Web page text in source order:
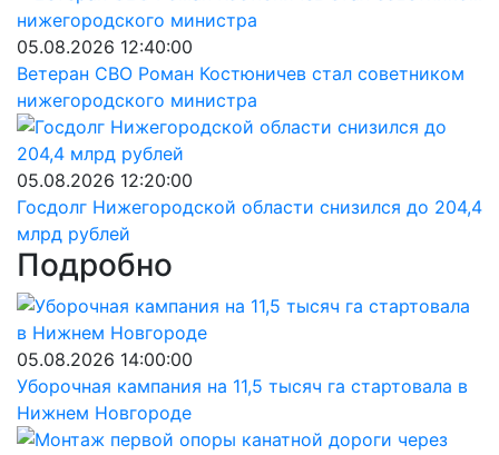
05.08.2026 12:40:00
Ветеран СВО Роман Костюничев стал советником
нижегородского министра
05.08.2026 12:20:00
Госдолг Нижегородской области снизился до 204,4
млрд рублей
Подробно
05.08.2026 14:00:00
Уборочная кампания на 11,5 тысяч га стартовала в
Нижнем Новгороде